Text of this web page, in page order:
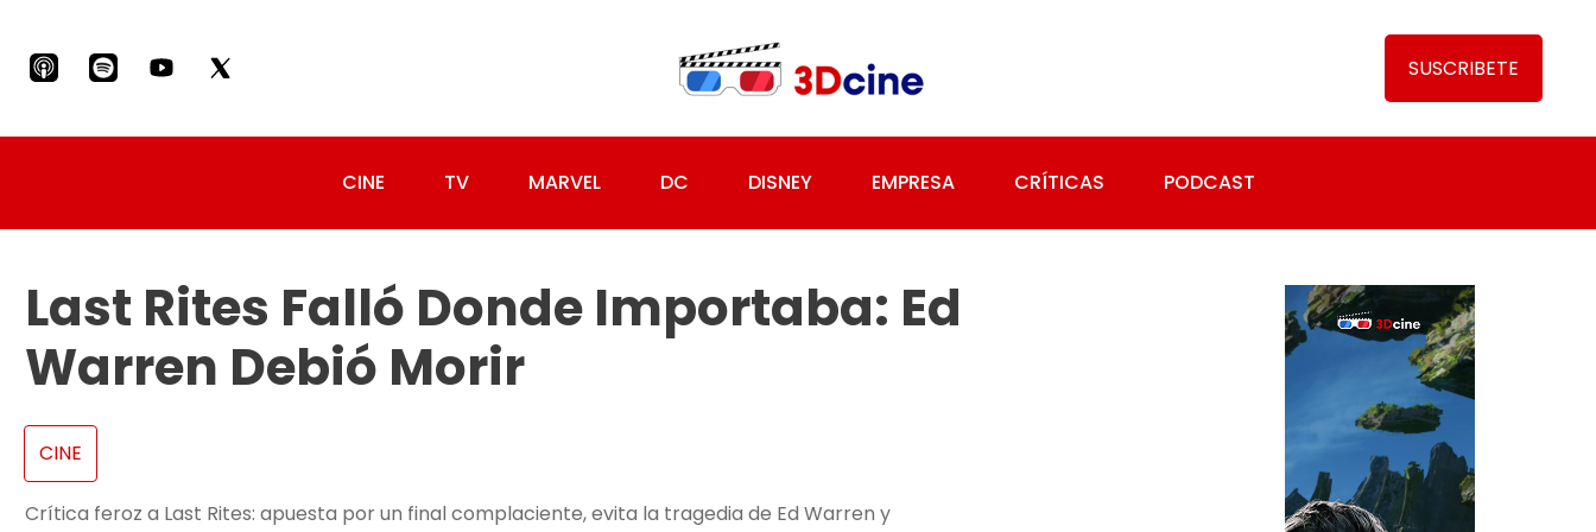
SUSCRIBETE
CINE TV MARVEL DC DISNEY EMPRESA CRÍTICAS PODCAST
Last Rites Falló Donde Importaba: Ed
Warren Debió Morir
CINE
Crítica feroz a Last Rites: apuesta por un final complaciente, evita la tragedia de Ed Warren y